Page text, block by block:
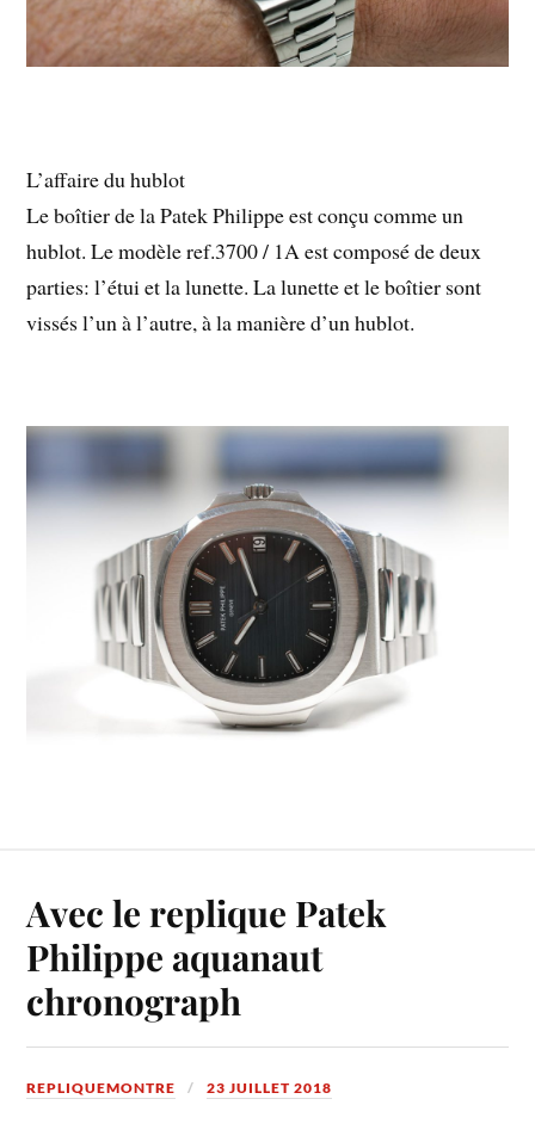
L’affaire du hublot
Le boîtier de la Patek Philippe est conçu comme un
hublot. Le modèle ref.3700 / 1A est composé de deux
parties: l’étui et la lunette. La lunette et le boîtier sont
vissés l’un à l’autre, à la manière d’un hublot.
Avec le replique Patek
Philippe aquanaut
chronograph
REPLIQUEMONTRE 23 JUILLET 2018